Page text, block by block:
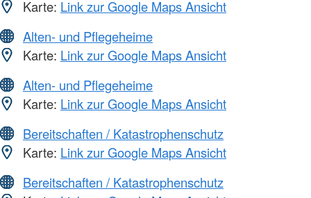
Karte: Link zur Google Maps Ansicht
Alten- und Pflegeheime
Karte: Link zur Google Maps Ansicht
Alten- und Pflegeheime
Karte: Link zur Google Maps Ansicht
Bereitschaften / Katastrophenschutz
Karte: Link zur Google Maps Ansicht
Bereitschaften / Katastrophenschutz